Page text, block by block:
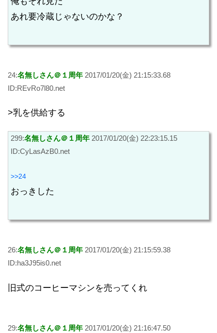
あれ要冷蔵じゃないのかな？
24:名無しさん＠１周年 2017/01/20(金) 21:15:33.68
ID:REvRo7l80.net
>乳を供給する
299:名無しさん＠１周年 2017/01/20(金) 22:23:15.15
ID:CyLasAzB0.net
>>24
おっきした
26:名無しさん＠１周年 2017/01/20(金) 21:15:59.38
ID:ha3J95is0.net
旧式のコーヒーマシンを売ってくれ
29:名無しさん＠１周年 2017/01/20(金) 21:16:47.50